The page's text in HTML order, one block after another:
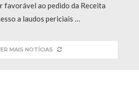
favorável ao pedido da Receita
a laudos periciais …
MAIS NOTÍCIAS